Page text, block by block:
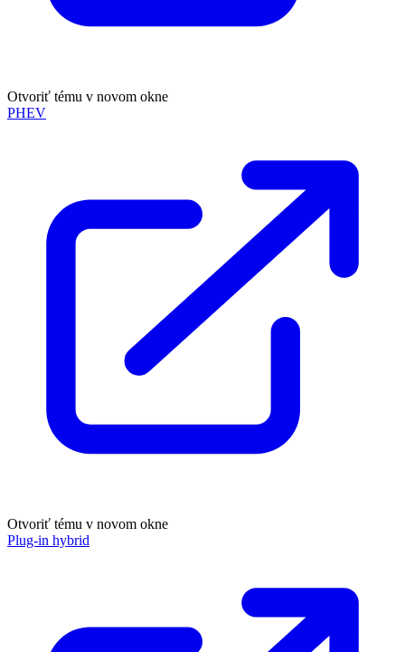
Otvoriť tému v novom okne
PHEV
Otvoriť tému v novom okne
Plug-in hybrid